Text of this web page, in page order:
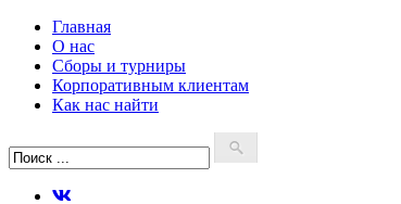
Главная
О нас
Сборы и турниры
Корпоративным клиентам
Как нас найти